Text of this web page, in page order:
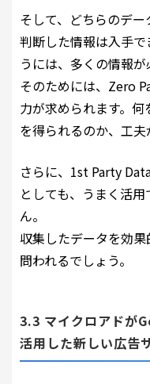
そして、どちらのデ
判断した情報は入手
うには、多くの情報が
そのためには、Zero
力が求められます。
を得られるのか、工夫
さらに、1st Party
としても、うまく活
ん。
収集したデータを効
問われるでしょう。
3.3 マイクロアド
活用した新しい広告